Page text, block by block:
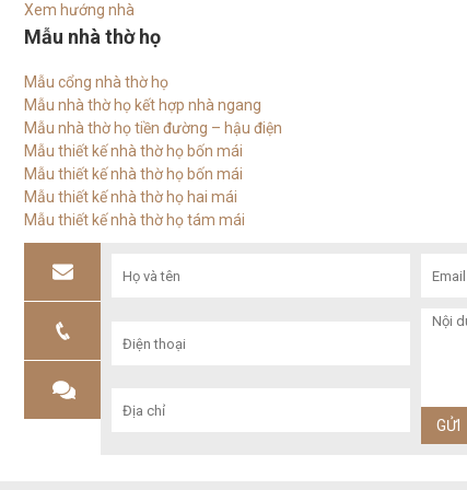
Xem hướng nhà
Mẫu nhà thờ họ
Mẫu cổng nhà thờ họ
Mẫu nhà thờ họ kết hợp nhà ngang
Mẫu nhà thờ họ tiền đường – hậu điện
Mẫu thiết kế nhà thờ họ bốn mái
Mẫu thiết kế nhà thờ họ bốn mái
Mẫu thiết kế nhà thờ họ hai mái
Mẫu thiết kế nhà thờ họ tám mái